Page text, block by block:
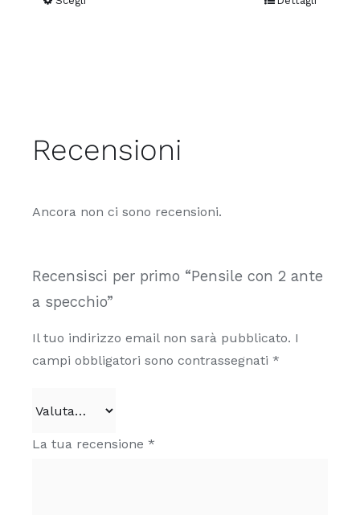
possono
scelte
del
prodotto
Recensioni
Ancora non ci sono recensioni.
Recensisci per primo “Pensile con 2 ante
a specchio”
Il tuo indirizzo email non sarà pubblicato. I
campi obbligatori sono contrassegnati *
La tua recensione *